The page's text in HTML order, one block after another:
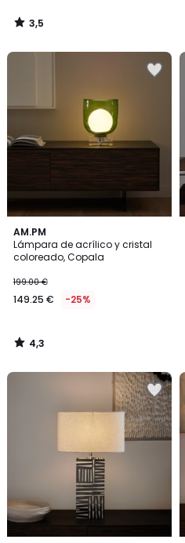
3,5
/
AM.PM
Lámpara de acrílico y cristal
coloreado, Copala
199.00 €
149.25 € -25%
4,3
/ 5
4,3
/